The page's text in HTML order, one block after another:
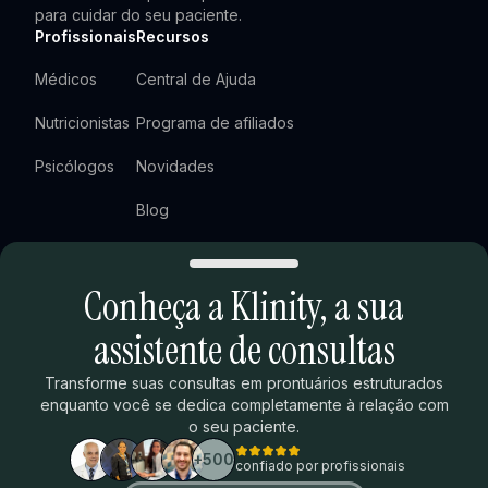
para cuidar do seu paciente.
Profissionais
Médicos
Nutricionistas
Psicólogos
Recursos
Central de Ajuda
Programa de afiliados
Novidades
Blog
Agendar demonstração
Ranking ENAMED
Calculadora de tempo
Legal
Termos de uso
Política de privacidade
Termos do programa de afiliados
Conheça a Klinity,a sua
assistente de consultas
Transforme suas consultas em prontuários estruturados
enquanto você se dedica completamente à relação com
o seu paciente.
+500confiado por profissionais